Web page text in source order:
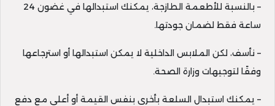
– بالنسبة للأطعمة الطازجة، يمكنك استبدالها في غضون 24
ساعة فقط لضمان جودتها.
– نأسف، لكن الملابس الداخلية لا يمكن استبدالها أو استرجاعها
وفقًا لتوجيهات وزارة الصحة.
– يمكنك استبدال السلعة بأخرى بنفس القيمة أو أعلى مع دفع